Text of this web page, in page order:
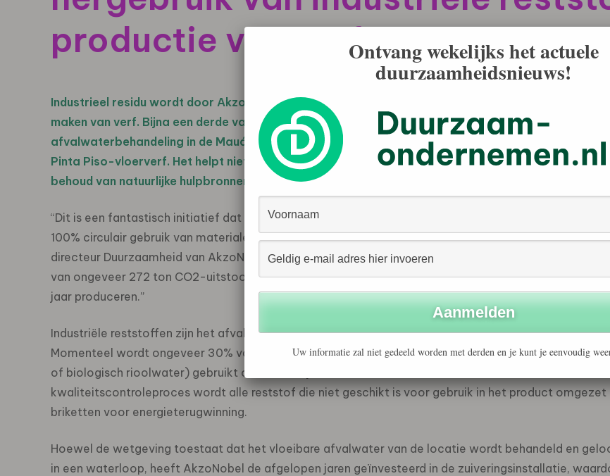
productie van verf
Industrieel residu wordt door AkzoNobel in Brazilië gebruikt als een duurzamere grondstof voor het
maken van verf. Bijna een derde van het totale residu dat wordt gegenereerd tijdens de industriële
afvalwaterbehandeling in de Mauá-fabriek in São Paulo, wordt gebruikt voor de productie van
Pinta Piso-vloerverf. Het helpt niet alleen om stortplaatsen te elimineren, maar draagt ​​ook bij aan
behoud van natuurlijke hulpbronnen.
“Dit is een fantastisch initiatief dat een belangrijke rol zal spelen bij het bereiken van onze ambitie van
100% circulair gebruik van materialen in onze eigen activiteiten tegen 2030”, zegt Wijnand Bruinsma,
directeur Duurzaamheid van AkzoNobel. “Alleen al in 2024 droeg het initiatief bij aan de vermindering
van ongeveer 272 ton CO2-uitstoot – gelijk aan de hoeveelheid die bijna 400 auto’s in de loop van
jaar produceren.”
Industriële reststoffen zijn het afval dat ontstaat na de behandeling van industrieel afvalwater.
Momenteel wordt ongeveer 30% van de totale behandelde reststoffen in Mauá (die vrij zijn van
of biologisch rioolwater) gebruikt om de verflijn Coral Pinta Piso te formuleren. Na het
kwaliteitscontroleproces wordt alle reststof die niet geschikt is voor gebruik in het product omgezet
briketten voor energieterugwinning.
Hoewel de wetgeving toestaat dat het vloeibare afvalwater van de locatie wordt behandeld en
in een waterloop, heeft AkzoNobel de afgelopen jaren geïnvesteerd in de zuiveringsinstallatie,
Ontvang wekelijks het actuele
duurzaamheidsnieuws!
Uw informatie zal niet gedeeld worden met derden en je kunt je eenvoudig